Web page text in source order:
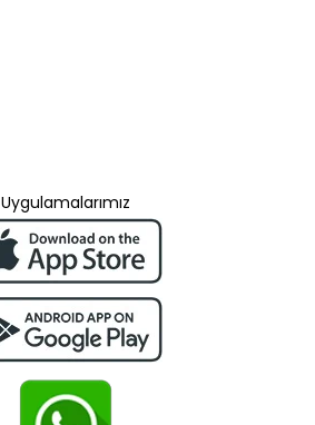
Uygulamalarımız